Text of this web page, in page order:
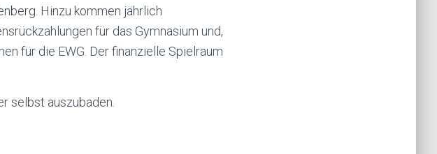
Hinzu kommen jährlich
für das Gymnasium und,
für die EWG. Der finanzielle Spielraum
selbst auszubaden.